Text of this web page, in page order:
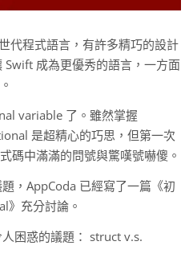
代程式語言，有許多精巧的設計
Swift 成為更優秀的語言，一方面
variable 了。雖然掌握
是超精心的巧思，但第一次
碼中滿滿的問號與驚嘆號嚇傻。
，AppCoda 已經寫了一篇《初
》充分討論。
困惑的議題： struct v.s.